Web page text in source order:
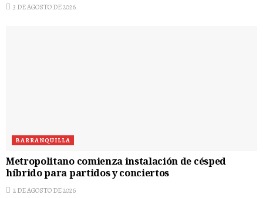
3 DE AGOSTO DE 2026
BARRANQUILLA
Metropolitano comienza instalación de césped
híbrido para partidos y conciertos
2 DE AGOSTO DE 2026